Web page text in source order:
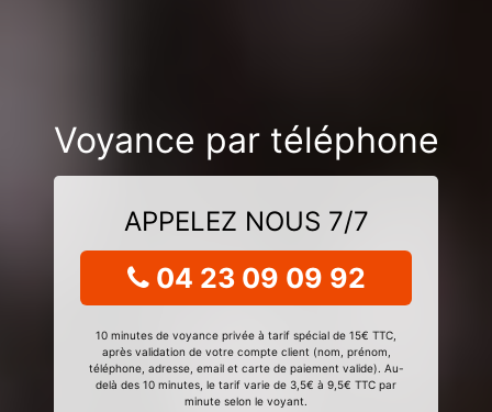
Voyance par téléphone
APPELEZ NOUS 7/7
04 23 09 09 92
10 minutes de voyance privée à tarif spécial de 15€ TTC,
après validation de votre compte client (nom, prénom,
téléphone, adresse, email et carte de paiement valide). Au-
delà des 10 minutes, le tarif varie de 3,5€ à 9,5€ TTC par
minute selon le voyant.